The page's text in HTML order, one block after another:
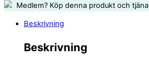
Medlem? Köp denna produkt och tjäna
Beskrivning
Beskrivning